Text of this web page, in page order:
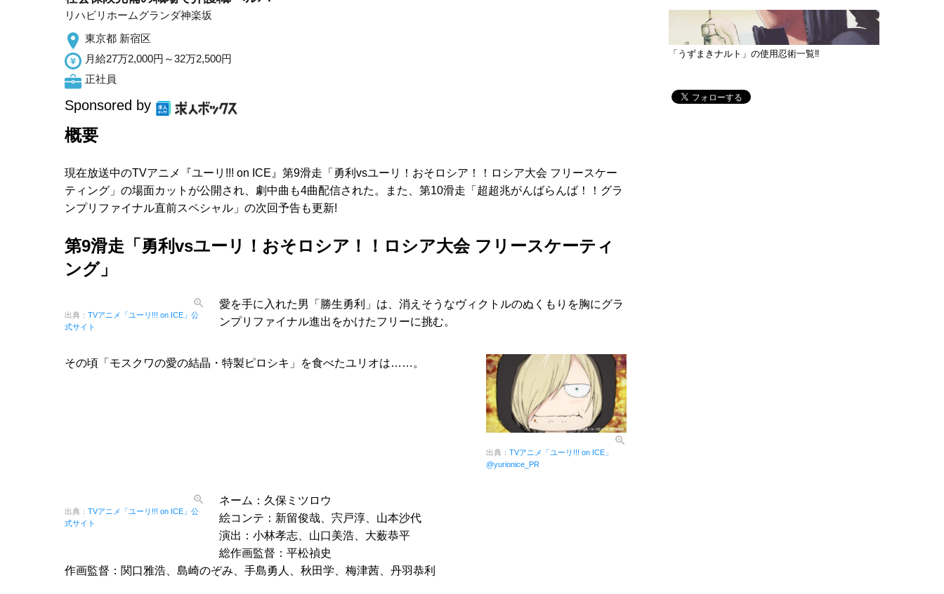
リハビリホームグランダ神楽坂
東京都 新宿区
月給27万2,000円～32万2,500円
正社員
Sponsored by
概要
現在放送中のTVアニメ『ユーリ!!! on ICE』第9滑走「勇利vsユーリ！おそロシア！！ロシア大会 フリースケー
ティング」の場面カットが公開され、劇中曲も4曲配信された。また、第10滑走「超超兆がんばらんば！！グラ
ンプリファイナル直前スペシャル」の次回予告も更新!
第9滑走「勇利vsユーリ！おそロシア！！ロシア大会 フリースケーティ
ング」
出典： TVアニメ「ユーリ!!! on ICE」公
式サイト
愛を手に入れた男「勝生勇利」は、消えそうなヴィクトルのぬくもりを胸にグラ
ンプリファイナル進出をかけたフリーに挑む。
出典： TVアニメ「ユーリ!!! on ICE」
@yurionice_PR
その頃「モスクワの愛の結晶・特製ピロシキ」を食べたユリオは……。
出典： TVアニメ「ユーリ!!! on ICE」公
式サイト
ネーム：久保ミツロウ
絵コンテ：新留俊哉、宍戸淳、山本沙代
演出：小林孝志、山口美浩、大薮恭平
総作画監督：平松禎史
作画監督：関口雅浩、島崎のぞみ、手島勇人、秋田学、梅津茜、丹羽恭利
「うずまきナルト」の使用忍術一覧‼